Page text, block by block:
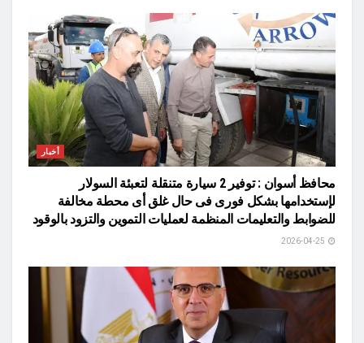
أخبار
محافظ أسوان : توفير 2 سيارة متنقلة لتعبئة السولار
لإستخدامها بشكل فورى فى حال غلق أى محطة مخالفة
للضوابط والتعليمات المنظمة لعمليات التموين والتزود بالوقود